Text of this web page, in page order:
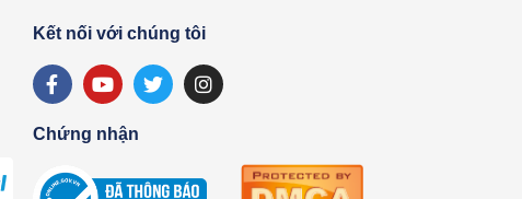
Kết nối với chúng tôi
Chứng nhận